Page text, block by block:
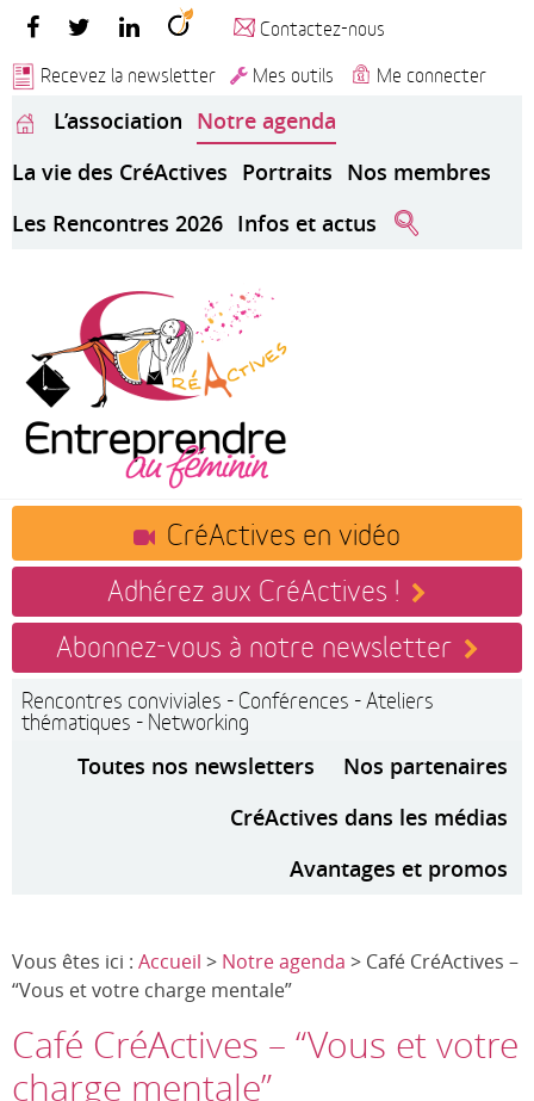
Contactez-nous
Recevez la newsletter
Mes outils Me connecter
L’association Notre agenda
La vie des CréActives Portraits Nos membres
Les Rencontres 2026 Infos et actus
CréActives en vidéo
Adhérez aux CréActives !
Abonnez-vous à notre newsletter
Rencontres conviviales - Conférences - Ateliers
thématiques - Networking
Toutes nos newsletters
Nos partenaires
CréActives dans les médias
Avantages et promos
Vous êtes ici : Accueil > Notre agenda > Café CréActives –
“Vous et votre charge mentale”
Café CréActives – “Vous et votre
charge mentale”